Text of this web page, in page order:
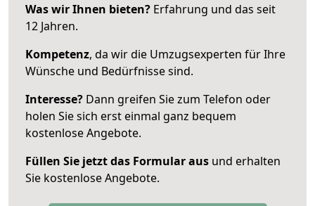
Was wir Ihnen bieten? Erfahrung und das seit
12 Jahren.
Kompetenz, da wir die Umzugsexperten für Ihre
Wünsche und Bedürfnisse sind.
Interesse? Dann greifen Sie zum Telefon oder
holen Sie sich erst einmal ganz bequem
kostenlose Angebote.
Füllen Sie jetzt das Formular aus und erhalten
Sie kostenlose Angebote.